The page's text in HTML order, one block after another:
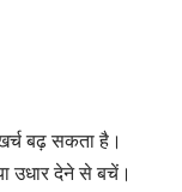
बढ़ सकता है।
उधार देने से बचें।